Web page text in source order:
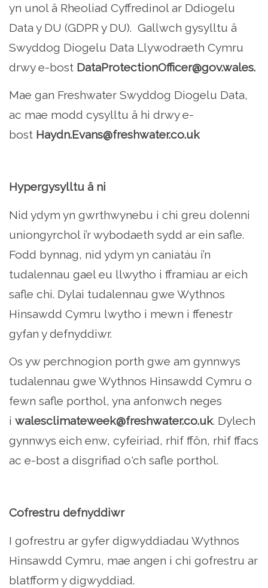
yn unol â Rheoliad Cyffredinol ar Ddiogelu
Data y DU (GDPR y DU). Gallwch gysylltu â
Swyddog Diogelu Data Llywodraeth Cymru
drwy e-bost DataProtectionOfficer@gov.wales.
Mae gan Freshwater Swyddog Diogelu Data,
ac mae modd cysylltu â hi drwy e-
bost Haydn.Evans@freshwater.co.uk
Hypergysylltu â ni
Nid ydym yn gwrthwynebu i chi greu dolenni
uniongyrchol i’r wybodaeth sydd ar ein safle.
Fodd bynnag, nid ydym yn caniatáu i’n
tudalennau gael eu llwytho i fframiau ar eich
safle chi. Dylai tudalennau gwe Wythnos
Hinsawdd Cymru lwytho i mewn i ffenestr
gyfan y defnyddiwr.
Os yw perchnogion porth gwe am gynnwys
tudalennau gwe Wythnos Hinsawdd Cymru o
fewn safle porthol, yna anfonwch neges
i walesclimateweek@freshwater.co.uk. Dylech
gynnwys eich enw, cyfeiriad, rhif ffôn, rhif ffacs
ac e-bost a disgrifiad o'ch safle porthol.
Cofrestru defnyddiwr
I gofrestru ar gyfer digwyddiadau Wythnos
Hinsawdd Cymru, mae angen i chi gofrestru ar
blatfform y digwyddiad.